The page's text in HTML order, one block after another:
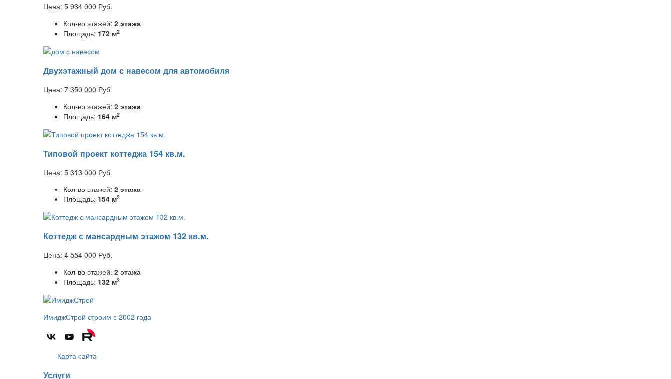
Цена: 5 934 000 Руб.
Кол-во этажей: 2 этажа
Площадь: 172 м2
Двухэтажный дом с навесом для автомобиля
Цена: 7 350 000 Руб.
Кол-во этажей: 2 этажа
Площадь: 164 м2
Типовой проект коттеджа 154 кв.м.
Цена: 5 313 000 Руб.
Кол-во этажей: 2 этажа
Площадь: 154 м2
Коттедж с мансардным этажом 132 кв.м.
Цена: 4 554 000 Руб.
Кол-во этажей: 2 этажа
Площадь: 132 м2
ИмиджСтрой строим с 2002 года
Карта сайта
Услуги